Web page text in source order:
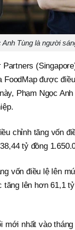
Anh Tùng là người
được
Phạm Ngọc
chỉnh tăng vốn
tỷ đồng
vốn điều lệ lên
tăng lên hơn 61,1
mới nhất vào